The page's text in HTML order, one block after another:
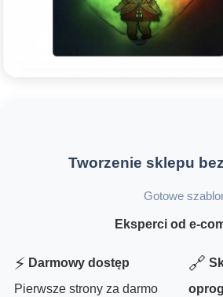
Tworzenie sklepu
Gotowe
Eksperci od e-
⚡ Darmowy dostęp
Pierwsze strony za darmo
🔗